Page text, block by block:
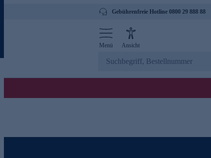
Gebührenfreie Hotline 0800 29 888 88
Menü Ansicht